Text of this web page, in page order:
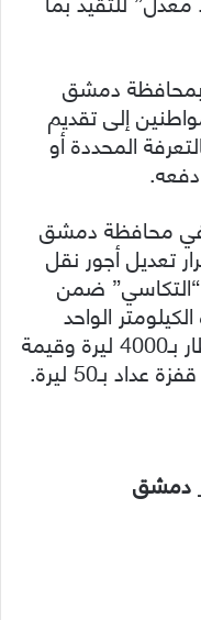
بمحافظة دمشق
إلى تقديم
المحددة أو
في محافظة دمشق
تعديل أجور نقل
“التكاسي” ضمن
الواحد
بـ230 ليرة والساعة الزمنية للانتظار بـ4000 ليرة وقيمة
_ دمشق